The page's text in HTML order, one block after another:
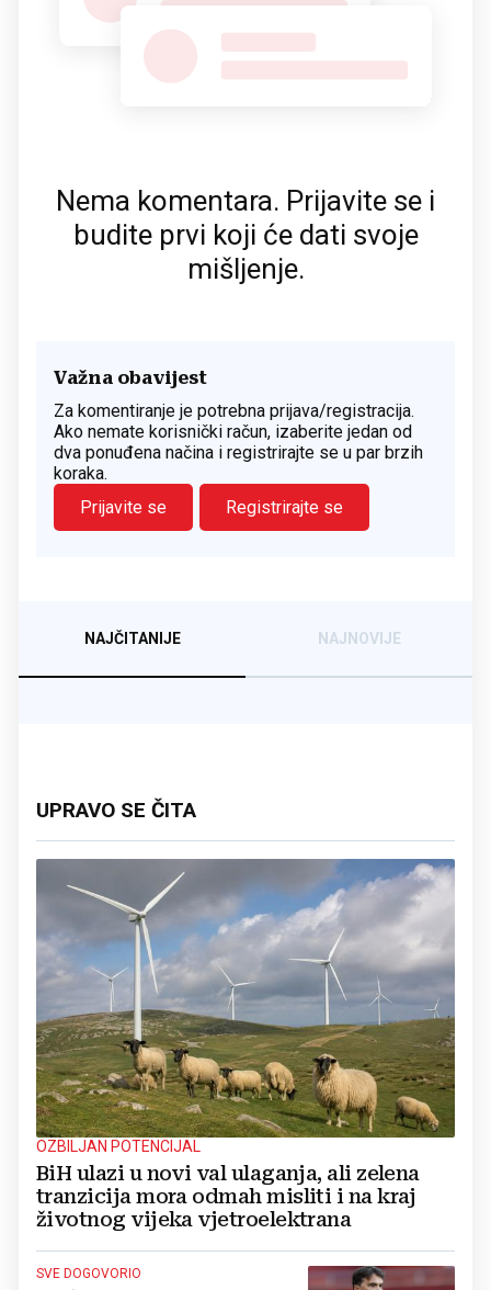
Nema komentara. Prijavite se i
budite prvi koji će dati svoje
mišljenje.
Važna obavijest
Za komentiranje je potrebna prijava/registracija.
Ako nemate korisnički račun, izaberite jedan od
dva ponuđena načina i registrirajte se u par brzih
koraka.
Prijavite se
Registrirajte se
NAJČITANIJE NAJNOVIJE
UPRAVO SE ČITA
OZBILJAN POTENCIJAL
BiH ulazi u novi val ulaganja, ali zelena
tranzicija mora odmah misliti i na kraj
životnog vijeka vjetroelektrana
SVE DOGOVORIO